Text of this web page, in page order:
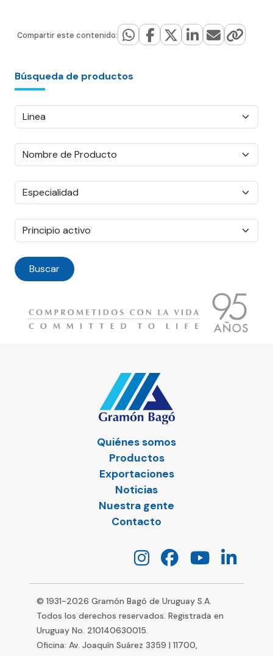
Búsqueda de productos
Compartir este contenido:
Quiénes somos
Productos
Exportaciones
Noticias
Nuestra gente
Contacto
© 1931-2026 Gramón Bagó de Uruguay S.A.
Todos los derechos reservados. Registrada en
Uruguay No. 210140630015.
Oficina: Av. Joaquín Suárez 3359 | 11700,